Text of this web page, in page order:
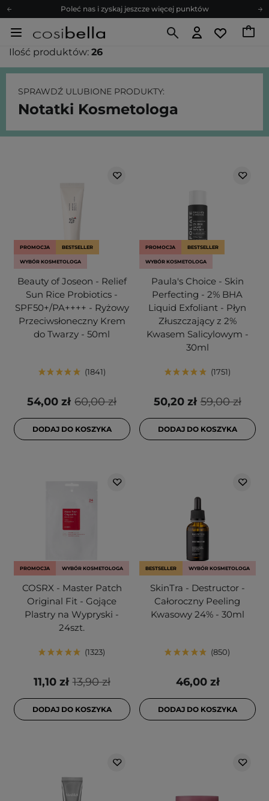
Poleć nas i zyskaj jeszcze więcej punktów
Zapisz się na newsletter pełen porad
Zapisz się na newsletter pełen porad
Ilość produktów: 26
SPRAWDŹ ULUBIONE PRODUKTY:
Notatki Kosmetologa
PROMOCJA BESTSELLER
WYBÓR KOSMETOLOGA
Beauty of Joseon - Relief
Sun Rice Probiotics -
SPF50+/PA++++ - Ryżowy
Przeciwsłoneczny Krem
do Twarzy - 50ml
1841
60,00 zł
54,00 zł
DODAJ DO KOSZYKA
PROMOCJA BESTSELLER
WYBÓR KOSMETOLOGA
Paula's Choice - Skin
Perfecting - 2% BHA
Liquid Exfoliant - Płyn
Złuszczający z 2%
Kwasem Salicylowym -
30ml
1751
59,00 zł
50,20 zł
DODAJ DO KOSZYKA
PROMOCJA WYBÓR KOSMETOLOGA
COSRX - Master Patch
Original Fit - Gojące
Plastry na Wypryski -
24szt.
1323
13,90 zł
11,10 zł
DODAJ DO KOSZYKA
BESTSELLER WYBÓR KOSMETOLOGA
SkinTra - Destructor -
Całoroczny Peeling
Kwasowy 24% - 30ml
850
46,00 zł
DODAJ DO KOSZYKA